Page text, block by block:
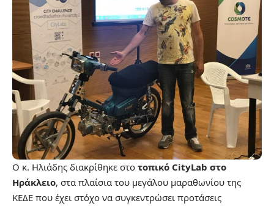
Ο κ. Ηλιάδης διακρίθηκε στο τοπικό CityLab στο
Ηράκλειο, στα πλαίσια του μεγάλου μαραθωνίου της
ΚΕΔΕ που έχει στόχο να συγκεντρώσει προτάσεις